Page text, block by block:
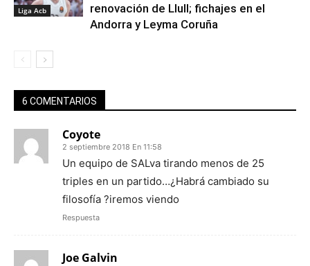
Liga Acb
renovación de Llull; fichajes en el
Andorra y Leyma Coruña
6 COMENTARIOS
Coyote
2 septiembre 2018 En 11:58
Un equipo de SALva tirando menos de 25
triples en un partido…¿Habrá cambiado su
filosofía ?iremos viendo
Respuesta
Joe Galvin